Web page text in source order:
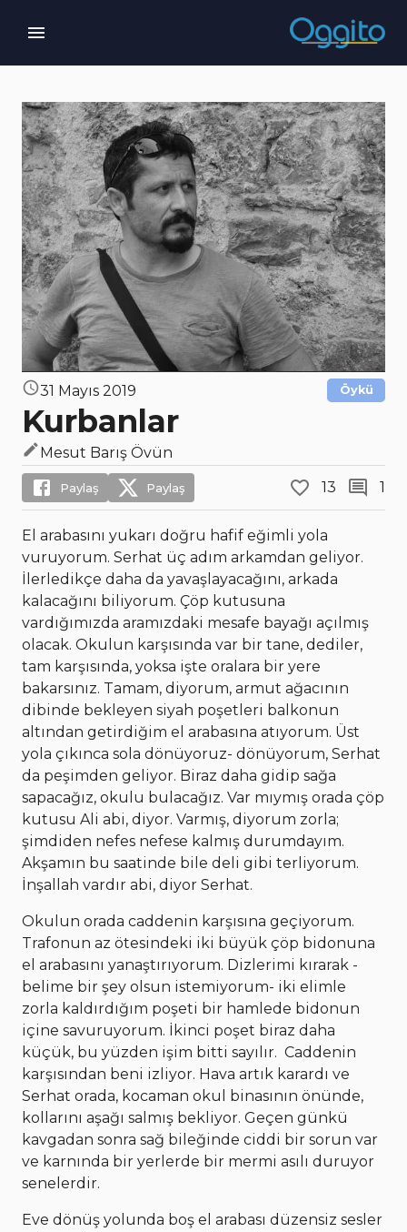
31 Mayıs 2019 Öykü
Kurbanlar
Mesut Barış Övün
Paylaş Paylaş 13 1
El arabasını yukarı doğru hafif eğimli yola
vuruyorum. Serhat üç adım arkamdan geliyor.
İlerledikçe daha da yavaşlayacağını, arkada
kalacağını biliyorum. Çöp kutusuna
vardığımızda aramızdaki mesafe bayağı açılmış
olacak. Okulun karşısında var bir tane, dediler,
tam karşısında, yoksa işte oralara bir yere
bakarsınız. Tamam, diyorum, armut ağacının
dibinde bekleyen siyah poşetleri balkonun
altından getirdiğim el arabasına atıyorum. Üst
yola çıkınca sola dönüyoruz- dönüyorum, Serhat
da peşimden geliyor. Biraz daha gidip sağa
sapacağız, okulu bulacağız. Var mıymış orada çöp
kutusu Ali abi, diyor. Varmış, diyorum zorla;
şimdiden nefes nefese kalmış durumdayım.
Akşamın bu saatinde bile deli gibi terliyorum.
İnşallah vardır abi, diyor Serhat.
Okulun orada caddenin karşısına geçiyorum.
Trafonun az ötesindeki iki büyük çöp bidonuna
el arabasını yanaştırıyorum. Dizlerimi kırarak -
belime bir şey olsun istemiyorum- iki elimle
zorla kaldırdığım poşeti bir hamlede bidonun
içine savuruyorum. İkinci poşet biraz daha
küçük, bu yüzden işim bitti sayılır. Caddenin
karşısından beni izliyor. Hava artık karardı ve
Serhat orada, kocaman okul binasının önünde,
kollarını aşağı salmış bekliyor. Geçen günkü
kavgadan sonra sağ bileğinde ciddi bir sorun var
ve karnında bir yerlerde bir mermi asılı duruyor
senelerdir.
Eve dönüş yolunda boş el arabası düzensiz sesler